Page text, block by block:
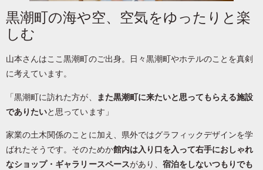
黒潮町の海や空、空気をゆったりと楽
しむ
山本さんはここ黒潮町のご出身。日々黒潮町やホテルのことを真剣
に考えています。
「黒潮町に訪れた方が、
また黒潮町に来たいと思ってもらえる施設
でありたいと思っています」
家業の土木関係のことに加え、県外ではグラフィックデザインを学
ばれたそうです。そのためか館内は入り口を入って右手におしゃれ
なショップ・ギャラリースペースがあり、 宿泊をしないつもりでも